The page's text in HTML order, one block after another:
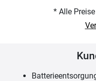
* Alle